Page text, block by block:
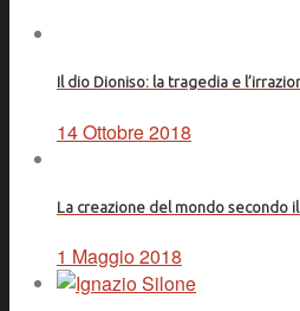
Il dio Dioniso: la tragedia e
14 Ottobre 2018
La creazione del mondo secondo
1 Maggio 2018